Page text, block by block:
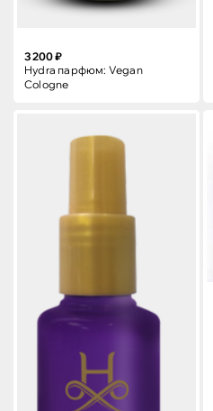
3 200 ₽
Hydra парфюм: Vegan
Cologne